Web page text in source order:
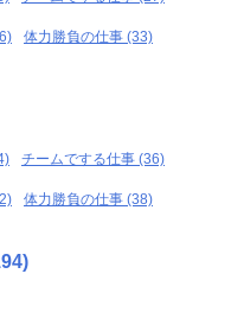
体力勝負の仕事 (33)
チームでする仕事 (36)
体力勝負の仕事 (38)